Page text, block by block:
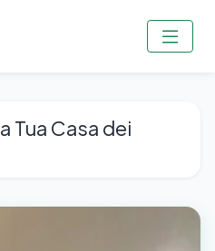
Tua Casa dei